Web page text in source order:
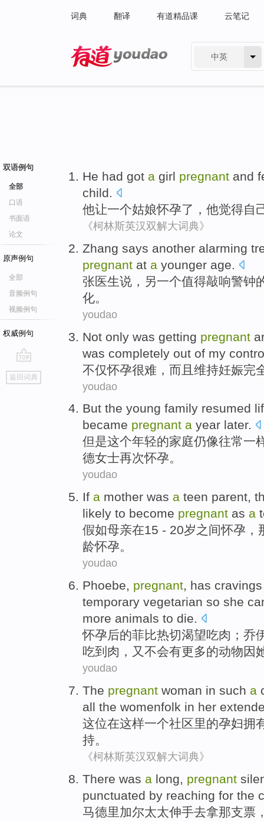
词典 翻译 有道精品课 云笔记
中英
双语例句
全部
口语
书面语
论文
原声例句
全部
音频例句
视频例句
权威例句
go
top
返回词典
He had got a girl pregnant and
child.
他让一个姑娘怀孕了，他觉得自
《柯林斯英汉双解大词典》
Zhang says another alarming
pregnant at a younger age.
张医生说， 另一个值得敲响警钟
化。
youdao
Not only was getting pregnant
was completely out of my
不仅怀孕很难，而且 维持妊娠完
youdao
But the young family resumed
became pregnant a year later.
但是这个年轻的家庭仍像往常一
德女士再次怀孕。
youdao
If a mother was a teen parent,
likely to become pregnant as a
假如母亲在15 - 20岁之间怀孕
龄怀孕。
youdao
Phoebe, pregnant, has cravings
temporary vegetarian so she
more animals to die.
怀孕后的菲比热切渴望吃肉 ； 乔
吃到 肉 ，又 不会有更多的动物因
youdao
The pregnant woman in such a
all the womenfolk in her
这位在这样一个社区里的孕妇拥
持。
《柯林斯英汉双解大词典》
There was a long pregnant
punctuated by reaching for the
马德里加尔太太伸手去拿那支票